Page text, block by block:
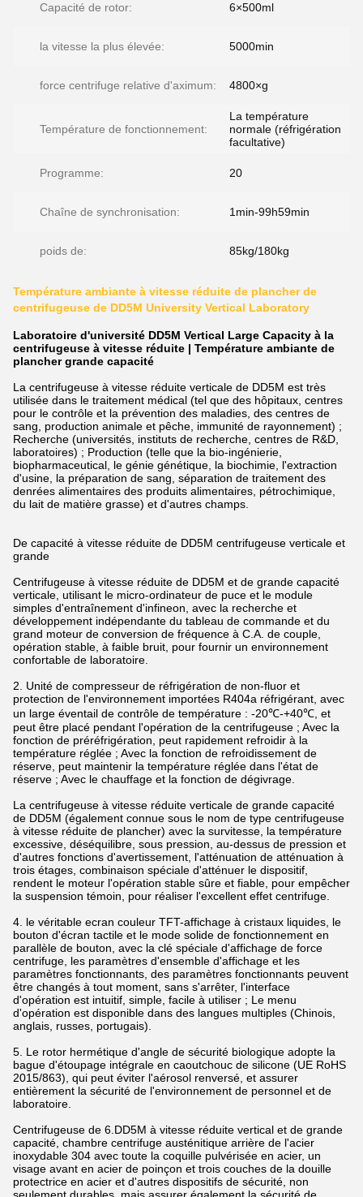
Capacité de rotor: 6×500ml
la vitesse la plus élevée: 5000min
force centrifuge relative d'aximum: 4800×g
Température de fonctionnement:
La température
normale (réfrigération
facultative)
Programme: 20
Chaîne de synchronisation: 1min-99h59min
poids de: 85kg/180kg
Température ambiante à vitesse réduite de plancher de
centrifugeuse de DD5M University Vertical Laboratory
Laboratoire d'université DD5M Vertical Large Capacity à la
centrifugeuse à vitesse réduite | Température ambiante de
plancher grande capacité
La centrifugeuse à vitesse réduite verticale de DD5M est très
utilisée dans le traitement médical (tel que des hôpitaux, centres
pour le contrôle et la prévention des maladies, des centres de
sang, production animale et pêche, immunité de rayonnement) ;
Recherche (universités, instituts de recherche, centres de R&D,
laboratoires) ; Production (telle que la bio-ingénierie,
biopharmaceutical, le génie génétique, la biochimie, l'extraction
d'usine, la préparation de sang, séparation de traitement des
denrées alimentaires des produits alimentaires, pétrochimique,
du lait de matière grasse) et d'autres champs.
De capacité à vitesse réduite de DD5M centrifugeuse verticale et
grande
Centrifugeuse à vitesse réduite de DD5M et de grande capacité
verticale, utilisant le micro-ordinateur de puce et le module
simples d'entraînement d'infineon, avec la recherche et
développement indépendante du tableau de commande et du
grand moteur de conversion de fréquence à C.A. de couple,
opération stable, à faible bruit, pour fournir un environnement
confortable de laboratoire.
2. Unité de compresseur de réfrigération de non-fluor et
protection de l'environnement importées R404a réfrigérant, avec
un large éventail de contrôle de température : -20℃-+40℃, et
peut être placé pendant l'opération de la centrifugeuse ; Avec la
fonction de préréfrigération, peut rapidement refroidir à la
température réglée ; Avec la fonction de refroidissement de
réserve, peut maintenir la température réglée dans l'état de
réserve ; Avec le chauffage et la fonction de dégivrage.
La centrifugeuse à vitesse réduite verticale de grande capacité
de DD5M (également connue sous le nom de type centrifugeuse
à vitesse réduite de plancher) avec la survitesse, la température
excessive, déséquilibre, sous pression, au-dessus de pression et
d'autres fonctions d'avertissement, l'atténuation de atténuation à
trois étages, combinaison spéciale d'atténuer le dispositif,
rendent le moteur l'opération stable sûre et fiable, pour empêcher
la suspension témoin, pour réaliser l'excellent effet centrifuge.
4. le véritable ecran couleur TFT-affichage à cristaux liquides, le
bouton d'écran tactile et le mode solide de fonctionnement en
parallèle de bouton, avec la clé spéciale d'affichage de force
centrifuge, les paramètres d'ensemble d'affichage et les
paramètres fonctionnants, des paramètres fonctionnants peuvent
être changés à tout moment, sans s'arrêter, l'interface
d'opération est intuitif, simple, facile à utiliser ; Le menu
d'opération est disponible dans des langues multiples (Chinois,
anglais, russes, portugais).
5. Le rotor hermétique d'angle de sécurité biologique adopte la
bague d'étoupage intégrale en caoutchouc de silicone (UE RoHS
2015/863), qui peut éviter l'aérosol renversé, et assurer
entièrement la sécurité de l'environnement de personnel et de
laboratoire.
Centrifugeuse de 6.DD5M à vitesse réduite vertical et de grande
capacité, chambre centrifuge austénitique arrière de l'acier
inoxydable 304 avec toute la coquille pulvérisée en acier, un
visage avant en acier de poinçon et trois couches de la douille
protectrice en acier et d'autres dispositifs de sécurité, non